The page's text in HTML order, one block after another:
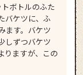
ボトルのふた
バケツに、ふ
ます。バケツ
しずつバケツ
りますが、この